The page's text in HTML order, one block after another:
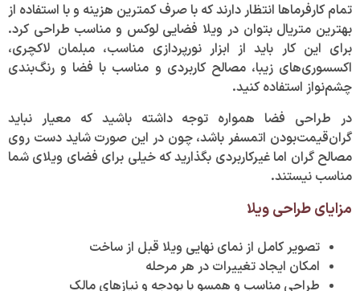
تمام کارفرما‌ها انتظار دارند که با صرف کمترین هزینه و با استفاده از
بهترین متریال بتوان در ویلا فضایی لوکس و مناسب طراحی کرد.
برای این کار باید از ابزار نورپردازی مناسب، مبلمان لاکچری،
اکسسوری‌های زیبا، مصالح کاربردی و مناسب با فضا و رنگ‌بندی
چشم‌نواز استفاده کنید.
در طراحی فضا همواره توجه داشته باشید که معیار نباید
گران‌قیمت‌بودن اتمسفر باشد، چون در این صورت شاید دست روی
مصالح گران اما غیرکاربردی بگذارید که خیلی برای فضای ویلای شما
مناسب نیستند.
مزایای طراحی ویلا
تصویر کامل از نمای نهایی ویلا قبل از ساخت
امکان ایجاد تغییرات در هر مرحله
طراحی مناسب و همسو با بودجه و نیازهای مالک